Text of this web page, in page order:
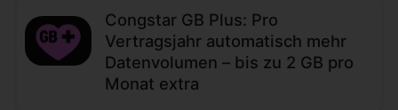
Congstar GB Plus: Pro
Vertragsjahr automatisch mehr
Datenvolumen – bis zu 2 GB pro
Monat extra